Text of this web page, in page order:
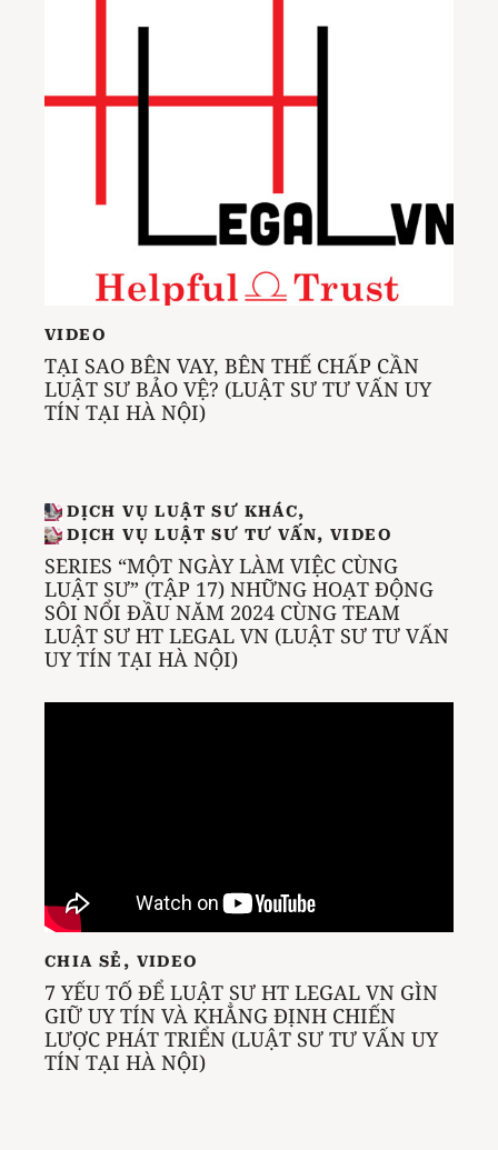
VIDEO
TẠI SAO BÊN VAY, BÊN THẾ CHẤP CẦN
LUẬT SƯ BẢO VỆ? (LUẬT SƯ TƯ VẤN UY
TÍN TẠI HÀ NỘI)
DỊCH VỤ LUẬT SƯ KHÁC,
DỊCH VỤ LUẬT SƯ TƯ VẤN, VIDEO
SERIES “MỘT NGÀY LÀM VIỆC CÙNG
LUẬT SƯ” (TẬP 17) NHỮNG HOẠT ĐỘNG
SÔI NỔI ĐẦU NĂM 2024 CÙNG TEAM
LUẬT SƯ HT LEGAL VN (LUẬT SƯ TƯ VẤN
UY TÍN TẠI HÀ NỘI)
CHIA SẺ , VIDEO
7 YẾU TỐ ĐỂ LUẬT SƯ HT LEGAL VN GÌN
GIỮ UY TÍN VÀ KHẲNG ĐỊNH CHIẾN
LƯỢC PHÁT TRIỂN (LUẬT SƯ TƯ VẤN UY
TÍN TẠI HÀ NỘI)